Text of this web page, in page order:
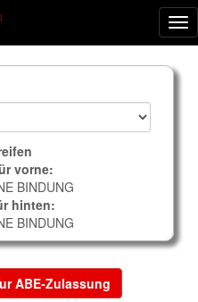
vorne:
BINDUNG
hinten:
BINDUNG
ABE-Zulassung